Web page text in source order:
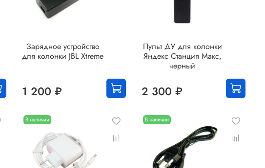
Зарядное устройство
для колонки JBL Xtreme
1 200 ₽
Пульт ДУ для колонки
Яндекс Станция Макс,
черный
2 300 ₽
В наличии В наличии